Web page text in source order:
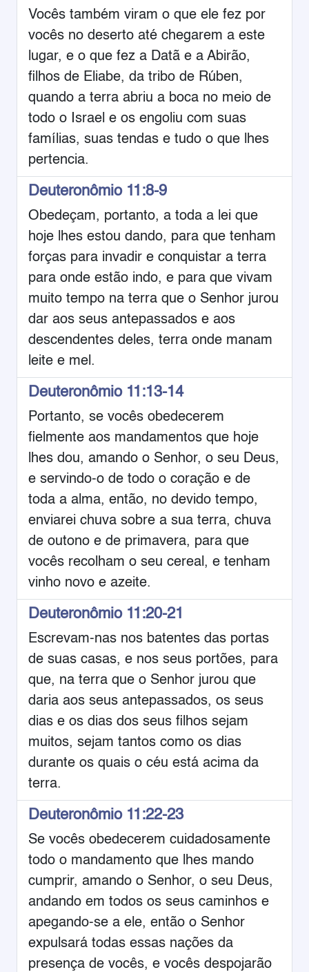
Vocês também viram o que ele fez por
vocês no deserto até chegarem a este
lugar, e o que fez a Datã e a Abirão,
filhos de Eliabe, da tribo de Rúben,
quando a terra abriu a boca no meio de
todo o Israel e os engoliu com suas
famílias, suas tendas e tudo o que lhes
pertencia.
Deuteronômio 11:8-9
Obedeçam, portanto, a toda a lei que
hoje lhes estou dando, para que tenham
forças para invadir e conquistar a terra
para onde estão indo, e para que vivam
muito tempo na terra que o Senhor jurou
dar aos seus antepassados e aos
descendentes deles, terra onde manam
leite e mel.
Deuteronômio 11:13-14
Portanto, se vocês obedecerem
fielmente aos mandamentos que hoje
lhes dou, amando o Senhor, o seu Deus,
e servindo-o de todo o coração e de
toda a alma, então, no devido tempo,
enviarei chuva sobre a sua terra, chuva
de outono e de primavera, para que
vocês recolham o seu cereal, e tenham
vinho novo e azeite.
Deuteronômio 11:20-21
Escrevam-nas nos batentes das portas
de suas casas, e nos seus portões, para
que, na terra que o Senhor jurou que
daria aos seus antepassados, os seus
dias e os dias dos seus filhos sejam
muitos, sejam tantos como os dias
durante os quais o céu está acima da
terra.
Deuteronômio 11:22-23
Se vocês obedecerem cuidadosamente
todo o mandamento que lhes mando
cumprir, amando o Senhor, o seu Deus,
andando em todos os seus caminhos e
apegando-se a ele, então o Senhor
expulsará todas essas nações da
presença de vocês, e vocês despojarão